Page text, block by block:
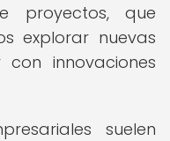
proyectos, que
explorar nuevas
innovaciones
suelen